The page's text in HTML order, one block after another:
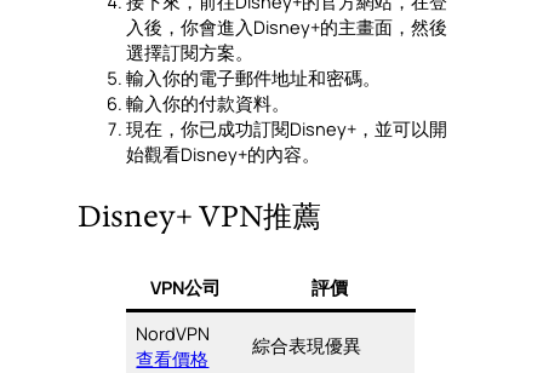
入後，你會進入Disney+的主畫面，然後
選擇訂閱方案。
輸入你的電子郵件地址和密碼。
輸入你的付款資料。
現在，你已成功訂閱Disney+，並可以開
始觀看Disney+的內容。
Disney+ VPN推薦
VPN公司
評價
NordVPN
查看價格
綜合表現優異